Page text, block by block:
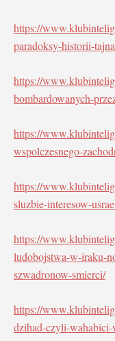
https://
paradoksy-historii-
https://
bombardowanych-
https://
wspolczesnego-
https://
sluzbie-interesow-
https://
ludobojstwa-w-iraku-
szwadronow-smierci/
https://
dzihad-czyli-